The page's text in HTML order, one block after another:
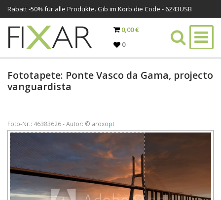
Rabatt -50% für alle Produkte. Gib im Korb die Code - 6Z43USB
0,00 €
0
Fototapete: Ponte Vasco da Gama, projecto
vanguardista
Foto-Nr.: 46383626 - Autor: © aroxopt